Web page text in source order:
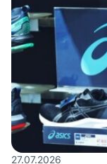
27.07.2026